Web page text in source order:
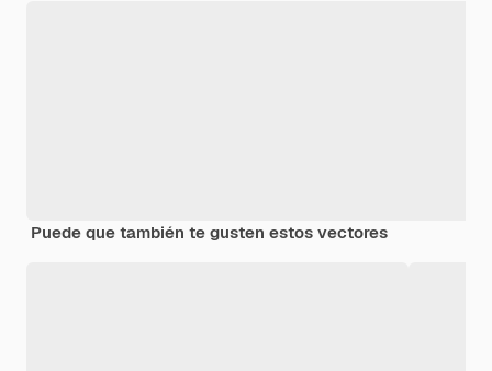
Puede que también te gusten estos vectores